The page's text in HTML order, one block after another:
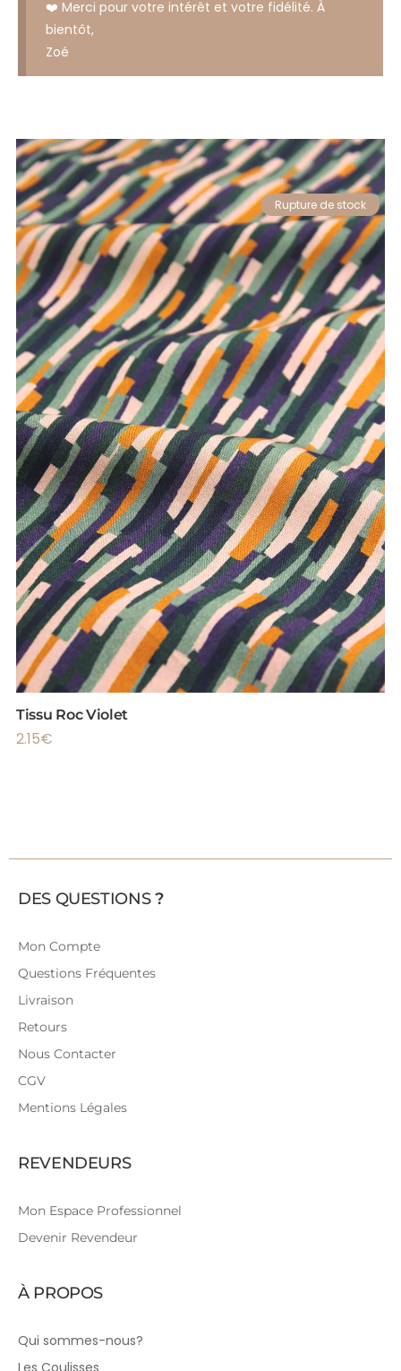
❤️ Merci pour votre intérêt et votre fidélité. À
bientôt,
Zoé
Rupture de stock
Tissu Roc Violet
2.15€
DES QUESTIONS?
Mon Compte
Questions Fréquentes
Livraison
Retours
Nous Contacter
CGV
Mentions Légales
REVENDEURS
Mon Espace Professionnel
Devenir Revendeur
À PROPOS
Qui sommes-nous?
Les Coulisses